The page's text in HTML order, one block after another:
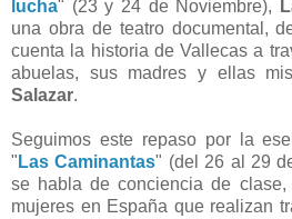
lucha" (23 y 24 de Noviembre),
una obra de teatro documental,
cuenta la historia de Vallecas a
abuelas, sus madres y ellas
Salazar.
Seguimos este repaso por la
" Las Caminantas" (del 26 al 29
se habla de conciencia de
mujeres en España que realizan